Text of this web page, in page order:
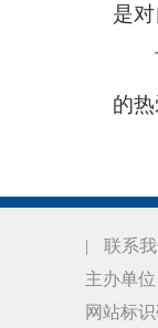
是
市
的
| 联系
主办单
网站标